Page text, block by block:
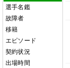
選手名鑑
故障者
移籍
エピソード
契約状況
出場時間